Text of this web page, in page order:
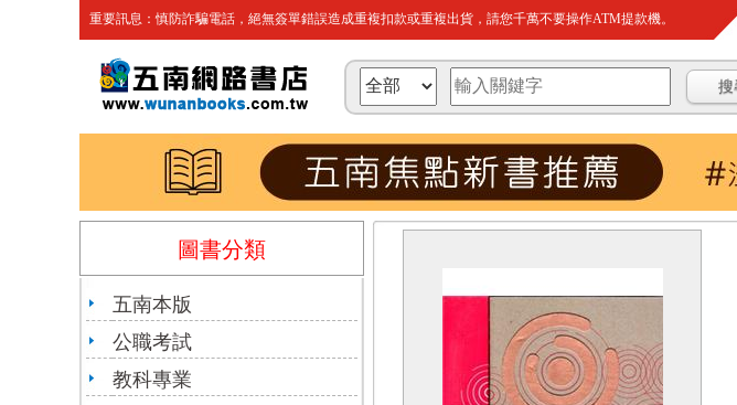
重要訊息：慎防詐騙電話，絕無簽單錯誤造成重複扣款或重複出貨，請您千萬不要操作ATM提款機。
圖書分類
五南本版
公職考試
教科專業